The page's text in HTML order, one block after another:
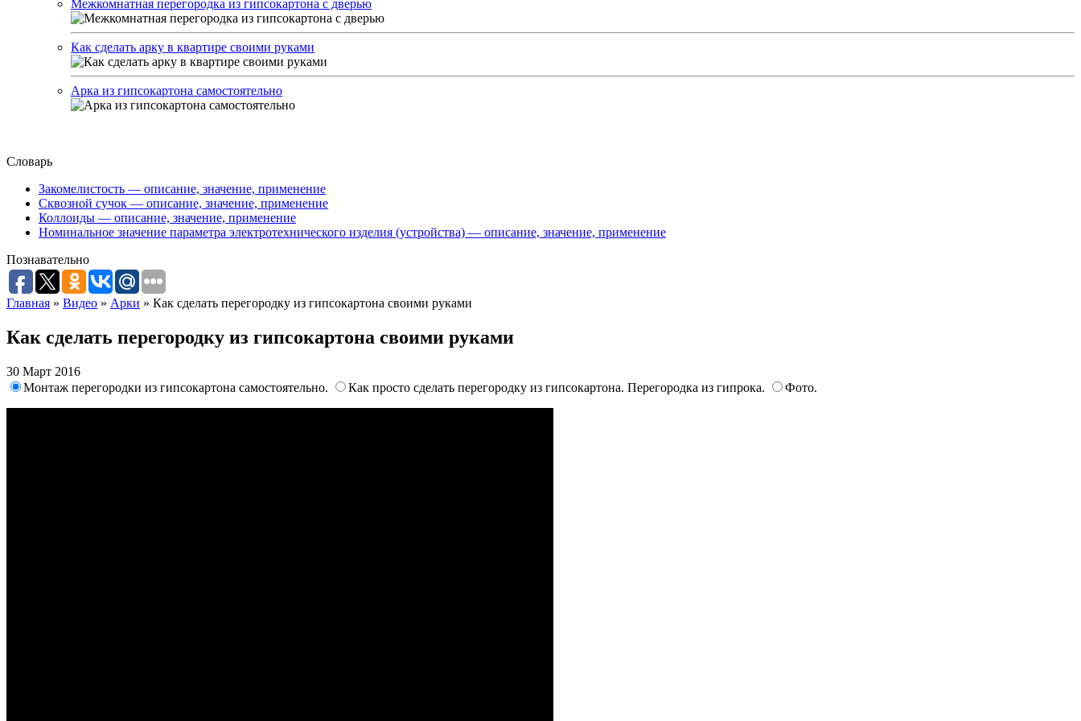
Межкомнатная перегородка из гипсокартона с дверью
Как сделать арку в квартире своими руками
Арка из гипсокартона самостоятельно
Словарь
Закомелистость — описание, значение, применение
Сквозной сучок — описание, значение, применение
Коллоиды — описание, значение, применение
Номинальное значение параметра электротехнического изделия (устройства) — описание, значение, применение
Познавательно
Главная » Видео » Арки » Как сделать перегородку из гипсокартона своими руками
Как сделать перегородку из гипсокартона своими руками
30 Март 2016
Монтаж перегородки из гипсокартона самостоятельно.
Как просто сделать перегородку из гипсокартона. Перегородка из гипрока. Фото.